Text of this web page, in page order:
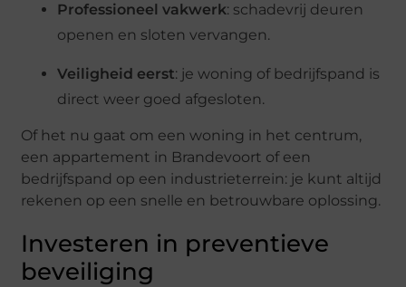
Professioneel vakwerk: schadevrij deuren
openen en sloten vervangen.
Veiligheid eerst: je woning of bedrijfspand is
direct weer goed afgesloten.
Of het nu gaat om een woning in het centrum,
een appartement in Brandevoort of een
bedrijfspand op een industrieterrein: je kunt altijd
rekenen op een snelle en betrouwbare oplossing.
Investeren in preventieve
beveiliging